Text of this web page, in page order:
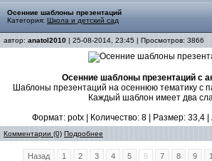
Осенние шаблоны презентаций
Категория: Школа и детский сад
автор: anatol2010 | 25-08-2014, 23:45 | Просмотров: 3866
Осенние шаблоны презентаций с
Шаблоны презентаций на осеннюю тематику с
Каждый шаблон имеет два
Формат: potx | Количество: 8 | Размер: 33,4
Комментарии (0) Подробнее
Назад 1 2 3 4 5 6 7 8 9